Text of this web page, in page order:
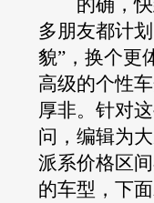
多朋友都计
貌”，换个更
高级的个性
厚非。针对
问，编辑为
派系价格区
的车型，下